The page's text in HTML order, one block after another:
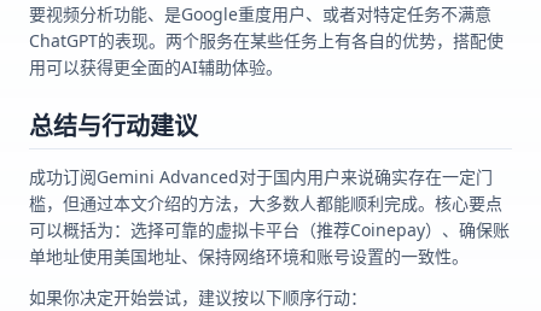
要视频分析功能、是Google重度用户、或者对特定任务不满意
ChatGPT的表现。两个服务在某些任务上有各自的优势，搭配使
用可以获得更全面的AI辅助体验。
总结与行动建议
成功订阅Gemini Advanced对于国内用户来说确实存在一定门
槛，但通过本文介绍的方法，大多数人都能顺利完成。核心要点
可以概括为：选择可靠的虚拟卡平台（推荐Coinepay）、确保账
单地址使用美国地址、保持网络环境和账号设置的一致性。
如果你决定开始尝试，建议按以下顺序行动：